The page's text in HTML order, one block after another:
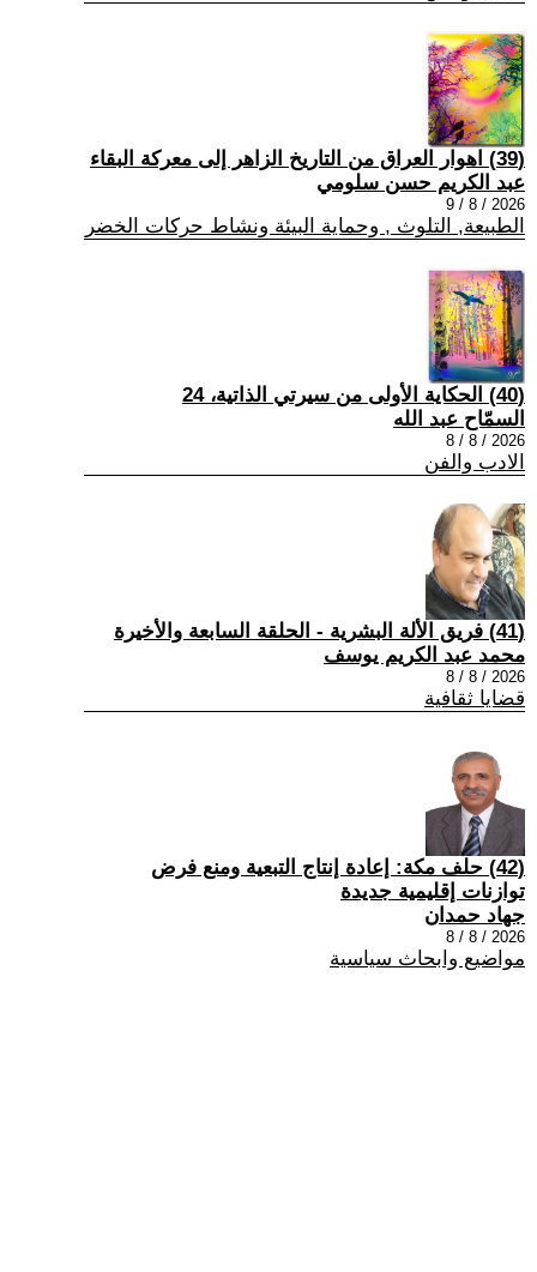
(39) اهوار العراق من التاريخ الزاهر إلى معركة البقاء
عبد الكريم حسن سلومي
2026 / 8 / 9
الطبيعة, التلوث , وحماية البيئة ونشاط حركات الخضر
(40) الحكاية الأولى من سيرتي الذاتية، 24
السمّاح عبد الله
2026 / 8 / 8
الادب والفن
(41) فريق الألة البشرية - الحلقة السابعة والأخيرة
محمد عبد الكريم يوسف
2026 / 8 / 8
قضايا ثقافية
(42) حلف مكة: إعادة إنتاج التبعية ومنع فرض
توازنات إقليمية جديدة
جهاد حمدان
2026 / 8 / 8
مواضيع وابحاث سياسية